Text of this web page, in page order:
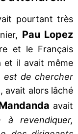
pourtant très
Pau Lopez
et le Français
et il avait même
est de chercher
avait alors lâché
avait
revendiquer,